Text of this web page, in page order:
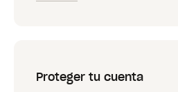
Proteger tu cuenta